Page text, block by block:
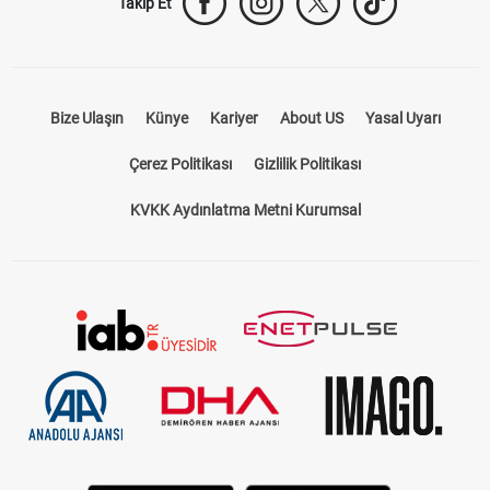
Bize Ulaşın Künye Kariyer About US Yasal Uyarı
Çerez Politikası Gizlilik Politikası
KVKK Aydınlatma Metni Kurumsal